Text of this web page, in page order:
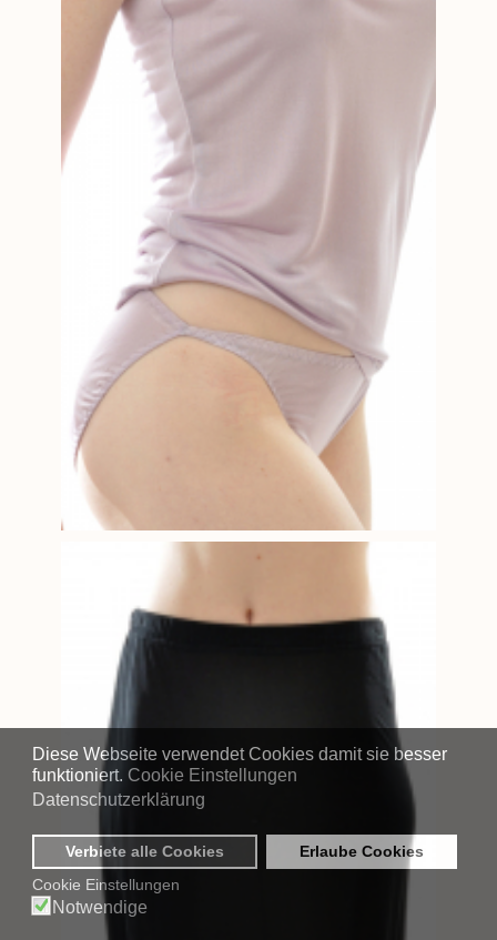
Diese Webseite verwendet Cookies damit sie besser
funktioniert. Cookie Einstellungen
Datenschutzerklärung
Verbiete alle Cookies
Erlaube Cookies
Cookie Einstellungen
Notwendige